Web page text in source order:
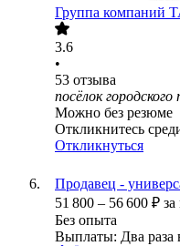
Группа компаний
3.6
•
53 отзыва
посёлок
Можно без резюме
Откликнитесь
Откликнуться
Продавец -
51 800 – 56 600 ₽ за
Без опыта
Выплаты: Два раза